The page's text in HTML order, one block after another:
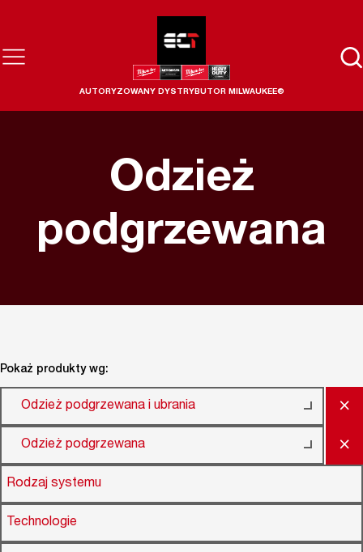
AUTORYZOWANY DYSTRYBUTOR MILWAUKEE®
Odzież
podgrzewana
Pokaż produkty wg:
Odzież podgrzewana i ubrania ×
Odzież podgrzewana ×
Rodzaj systemu
Technologie